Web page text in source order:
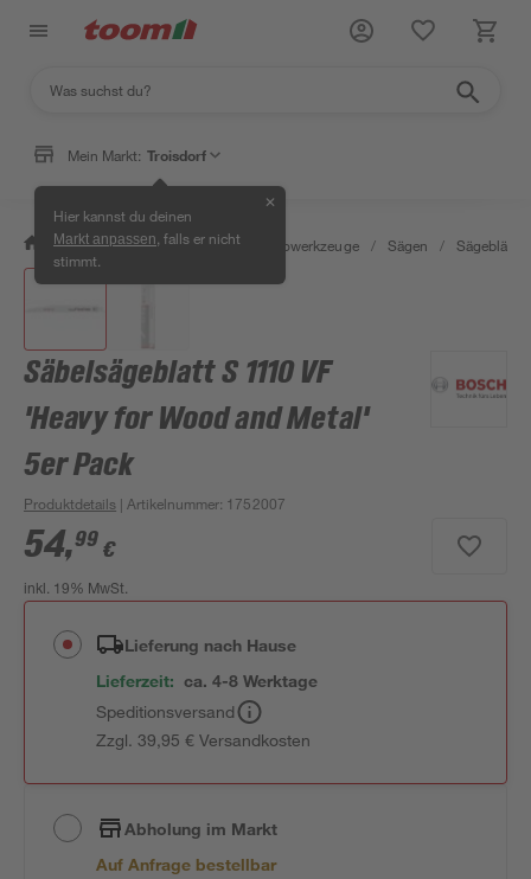
Mein Markt: Troisdorf
Hier kannst du deinen
Markt anpassen , falls er nicht
stimmt.
✕
/ Werkstatt & Maschinen / Elektrowerkzeuge / Sägen / Sägeblätter
Säbelsägeblatt S 1110 VF
'Heavy for Wood and Metal'
5er Pack
Produktdetails | Artikelnummer: 1752007
54,99 €
inkl. 19% MwSt.
Lieferung nach Hause
Lieferzeit: ca. 4-8 Werktage
Speditionsversand
Zzgl. 39,95 € Versandkosten
Abholung im Markt
Auf Anfrage bestellbar